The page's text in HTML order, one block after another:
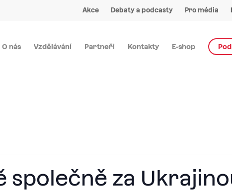
Akce Debaty a podcasty Pro média
O nás Vzdělávání Partneři Kontakty E-shop
společně za